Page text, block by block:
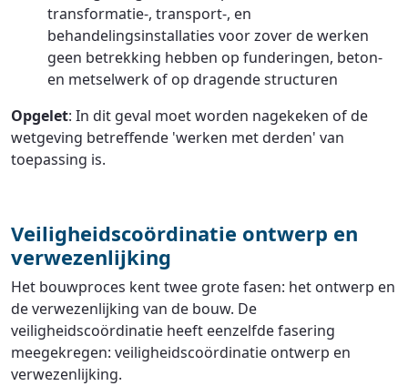
transformatie-, transport-, en
behandelingsinstallaties voor zover de werken
geen betrekking hebben op funderingen, beton-
en metselwerk of op dragende structuren
Opgelet: In dit geval moet worden nagekeken of de
wetgeving betreffende 'werken met derden' van
toepassing is.
Veiligheidscoördinatie ontwerp en
verwezenlijking
Het bouwproces kent twee grote fasen: het ontwerp en
de verwezenlijking van de bouw. De
veiligheidscoördinatie heeft eenzelfde fasering
meegekregen: veiligheidscoördinatie ontwerp en
verwezenlijking.